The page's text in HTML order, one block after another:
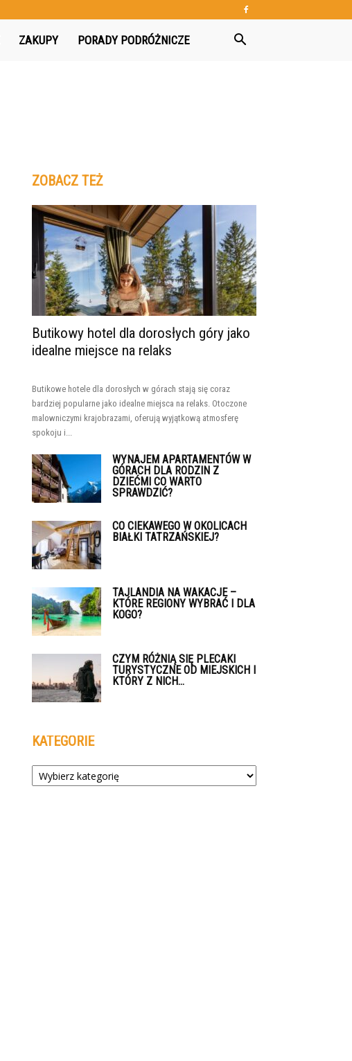
ZAKUPY PORADY PODRÓŻNICZE
ZOBACZ TEŻ
Butikowy hotel dla dorosłych góry jako
idealne miejsce na relaks
Butikowe hotele dla dorosłych w górach stają się coraz
bardziej popularne jako idealne miejsca na relaks. Otoczone
malowniczymi krajobrazami, oferują wyjątkową atmosferę
spokoju i...
WYNAJEM APARTAMENTÓW W
GÓRACH DLA RODZIN Z
DZIEĆMI CO WARTO
SPRAWDZIĆ?
CO CIEKAWEGO W OKOLICACH
BIAŁKI TATRZAŃSKIEJ?
TAJLANDIA NA WAKACJE –
KTÓRE REGIONY WYBRAĆ I DLA
KOGO?
CZYM RÓŻNIĄ SIĘ PLECAKI
TURYSTYCZNE OD MIEJSKICH I
KTÓRY Z NICH...
KATEGORIE
Kategorie